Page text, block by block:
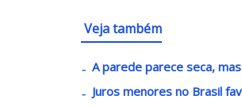
Veja também
A parede parece seca,
Juros menores no Brasil